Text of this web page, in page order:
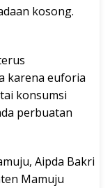
kosong.
karena euforia
konsumsi
perbuatan
Aipda Bakri
Mamuju